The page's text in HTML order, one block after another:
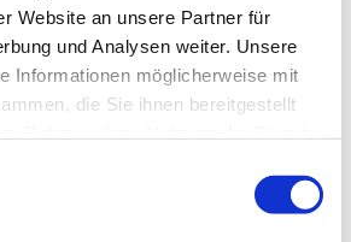
Website an unsere Partner für
und Analysen weiter. Unsere
Informationen möglicherweise mit
die Sie ihnen bereitgestellt
Sie auch